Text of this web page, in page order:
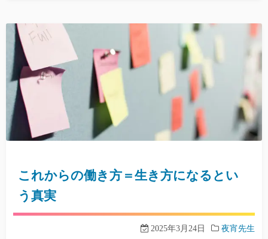
これからの働き方＝生き方になるとい
う真実
2025年3月24日 夜宵先生